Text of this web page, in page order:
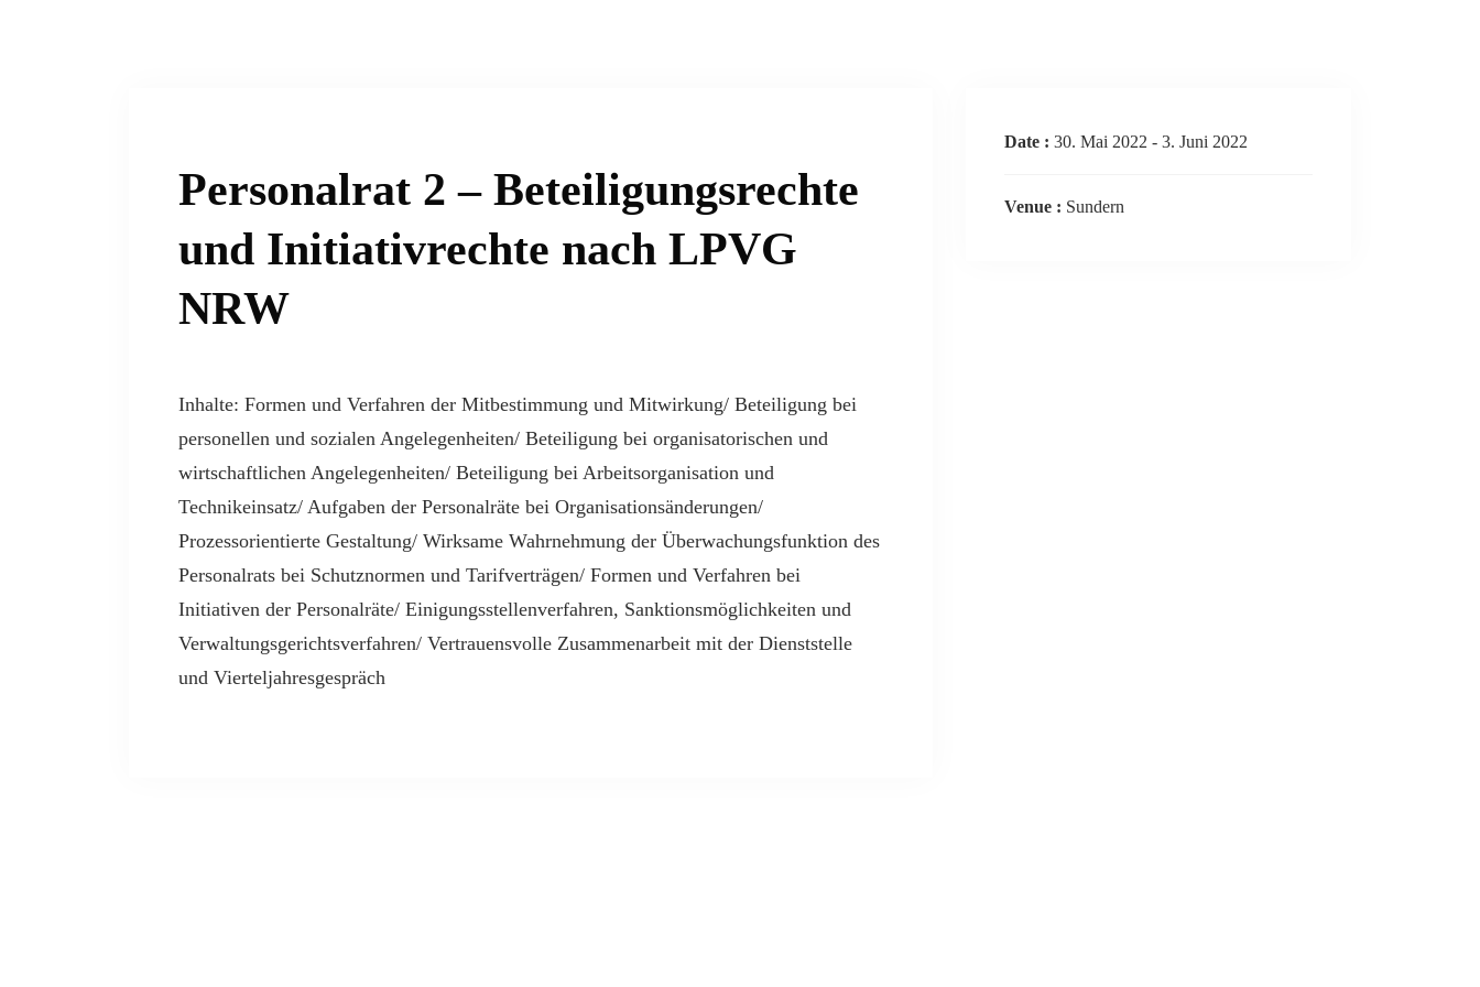
Personalrat 2 – Beteiligungsrechte
und Initiativrechte nach LPVG
NRW
Inhalte: Formen und Verfahren der Mitbestimmung und Mitwirkung/ Beteiligung bei
personellen und sozialen Angelegenheiten/ Beteiligung bei organisatorischen und
wirtschaftlichen Angelegenheiten/ Beteiligung bei Arbeitsorganisation und
Technikeinsatz/ Aufgaben der Personalräte bei Organisationsänderungen/
Prozessorientierte Gestaltung/ Wirksame Wahrnehmung der Überwachungsfunktion des
Personalrats bei Schutznormen und Tarifverträgen/ Formen und Verfahren bei
Initiativen der Personalräte/ Einigungsstellenverfahren, Sanktionsmöglichkeiten und
Verwaltungsgerichtsverfahren/ Vertrauensvolle Zusammenarbeit mit der Dienststelle
und Vierteljahresgespräch
Date : 30. Mai 2022 - 3. Juni 2022
Venue : Sundern